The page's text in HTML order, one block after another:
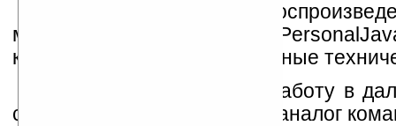
Судя по тому, что при
можно сделать вывод, что
крайней мере под современные
Чтобы облегчить себе работу в
составлять файлы-ссылки (аналог